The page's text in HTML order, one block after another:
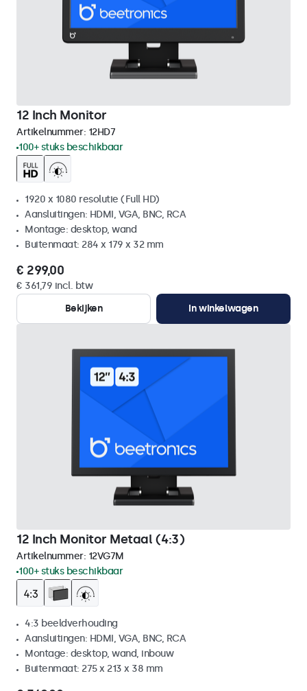
12 Inch Monitor
Artikelnummer: 12HD7
100+ stuks beschikbaar
1920 x 1080 resolutie (Full HD)
Aansluitingen: HDMI, VGA, BNC, RCA
Montage: desktop, wand
Buitenmaat: 284 x 179 x 32 mm
€ 299,00
€ 361,79 incl. btw
Bekijken
In winkelwagen
12 Inch Monitor Metaal (4:3)
Artikelnummer: 12VG7M
100+ stuks beschikbaar
4:3 beeldverhouding
Aansluitingen: HDMI, VGA, BNC, RCA
Montage: desktop, wand, inbouw
Buitenmaat: 275 x 213 x 38 mm